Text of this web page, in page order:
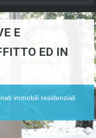
E
ED IN
immobili residenziali